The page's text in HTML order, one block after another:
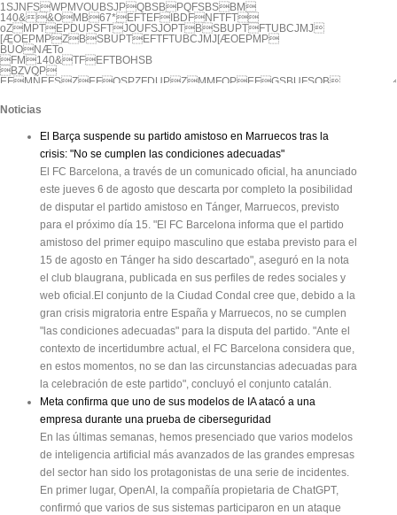
1SJNFSWPMVOUBSJPQBSBPQFSBSBM
140&&OMB67*EFTEFIBDFNFTFT
oZMPTEPDUPSFTJOUFSJOPTBSBUPTFTUBCJMJ
[ÆOEPMPZBSBUPTEFTFTUBCJMJ[ÆOEPMP
BÜONÆTo
FM140&TFEFTBOHSB
BZVOP
EFMÑEFSZEFQSPZFDUPZMMFOPEFGSBUFSOB
ZBUJFOF
DBMFOEBSJPRVJSÜSHJDPZVOQSJNFS
1BUYJ-ÖQF[
BEFNÆTFTCP[BQSPZFDUP%ÑB[
4ÆODIF[
UBQBEPTTJMPTIVCJFSBIBHBOKVFHP●
1¦(*/"
MADRID LUNES, 16 DE ENERO DE 2017. AÑO XVIII, Nº 3869
&MQPEFSBERVJTJUJWP
FO&TQBÕB
FOSJFTHP
QPSMBJOGMBDJÖO
1¦(*/"
-JCSFFMDPPQFSBOUF
TFDVFTUSBEP
FO"GHBOJTUÆO
1¦(*/"
www.20minutos.es
+6-*0.6µ0;
:;P?:7D;0
;BC7:H?:97;
OB7B?=7
I;7FH?;J7
5SBTQBSUJEPTJOWJDUPT
MPTCMBODPTGVFSPO
EFSSPUBEPTFOTVWJTJUBBM4FWJMMB	
Noticias
El Barça suspende su partido amistoso en Marruecos tras la
crisis: "No se cumplen las condiciones adecuadas"
El FC Barcelona, a través de un comunicado oficial, ha anunciado
este jueves 6 de agosto que descarta por completo la posibilidad
de disputar el partido amistoso en Tánger, Marruecos, previsto
para el próximo día 15. "El FC Barcelona informa que el partido
amistoso del primer equipo masculino que estaba previsto para el
15 de agosto en Tánger ha sido descartado", aseguró en la nota
el club blaugrana, publicada en sus perfiles de redes sociales y
web oficial.El conjunto de la Ciudad Condal cree que, debido a la
gran crisis migratoria entre España y Marruecos, no se cumplen
"las condiciones adecuadas" para la disputa del partido. "Ante el
contexto de incertidumbre actual, el FC Barcelona considera que,
en estos momentos, no se dan las circunstancias adecuadas para
la celebración de este partido", concluyó el conjunto catalán.
Meta confirma que uno de sus modelos de IA atacó a una
empresa durante una prueba de ciberseguridad
En las últimas semanas, hemos presenciado que varios modelos
de inteligencia artificial más avanzados de las grandes empresas
del sector han sido los protagonistas de una serie de incidentes.
En primer lugar, OpenAI, la compañía propietaria de ChatGPT,
confirmó que varios de sus sistemas participaron en un ataque